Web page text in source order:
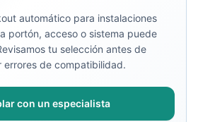
automático para instalaciones
portón, acceso o sistema puede
tu selección antes de
de compatibilidad.
con un especialista